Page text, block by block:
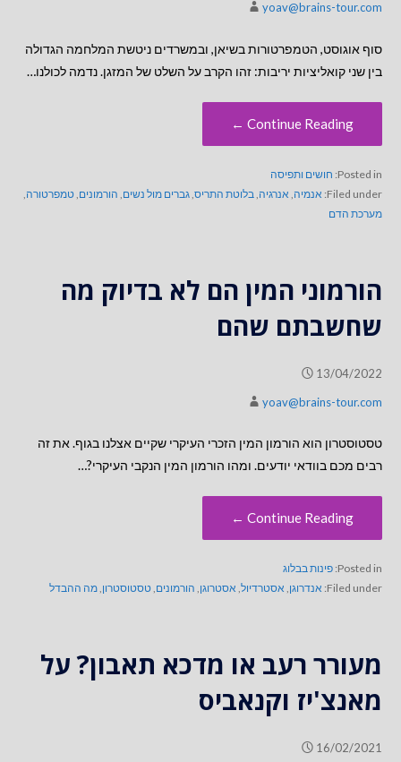
yoav@brains-tour.com
סוף אוגוסט, הטמפרטורות בשיאן, ובמשרדים ניטשת המלחמה הגדולה
בין שני קואליציות יריבות: זהו הקרב על השלט של המזגן. נדמה לכולנו…
Continue Reading ←
Posted in: חושים ותפיסה
Filed under: אנמיה, אנרגיה,בלוטת התריס,גברים מול נשים, הורמונים,טמפרטורה,
מערכת הדם
הורמוני המין הם לא בדיוק מה
שחשבתם שהם
13/04/2022
yoav@brains-tour.com
טסטוסטרון הוא הורמון המין הזכרי העיקרי שקיים אצלנו בגוף. את זה
רבים מכם בוודאי יודעים. ומהו הורמון המין הנקבי העיקרי?…
Continue Reading ←
Posted in: פינות בבלוג
Filed under: אנדרוגן, אסטרדיול, אסטרוגן, הורמונים,טסטוסטרון,מה ההבדל
מעורר רעב או מדכא תאבון? על
מאנצ'יז וקנאביס
16/02/2021